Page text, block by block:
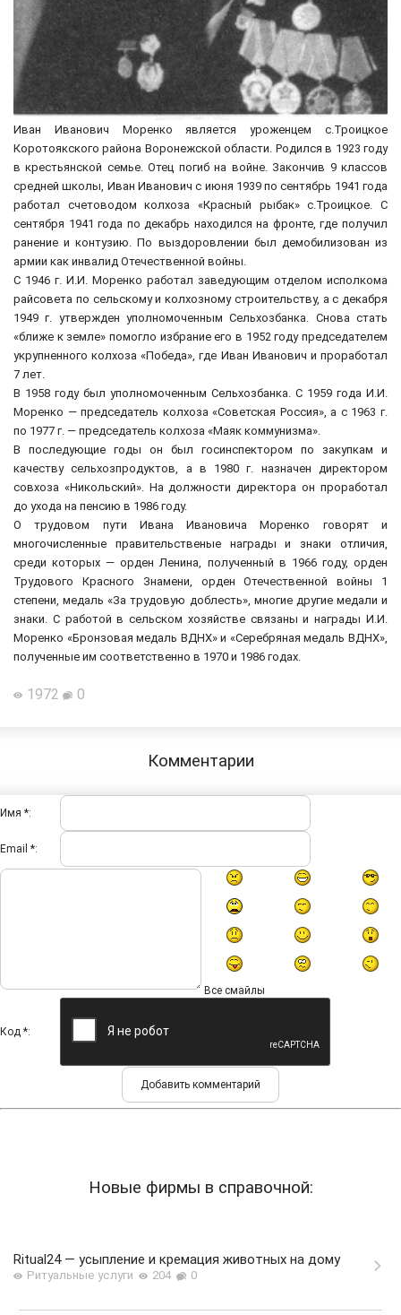
Иван Иванович Моренко является уроженцем с.Троицкое
Коротоякского района Воронежской области. Родился в 1923 году
в крестьянской семье. Отец погиб на войне. Закончив 9 классов
средней школы, Иван Иванович с июня 1939 по сентябрь 1941 года
работал счетоводом колхоза «Красный рыбак» с.Троицкое. С
сентября 1941 года по декабрь находился на фронте, где получил
ранение и контузию. По выздоровлении был демобилизован из
армии как инвалид Отечественной войны.
С 1946 г. И.И. Моренко работал заведующим отделом исполкома
райсовета по сельскому и колхозному строительству, а с декабря
1949 г. утвержден уполномоченным Сельхозбанка. Снова стать
«ближе к земле» помогло избрание его в 1952 году председателем
укрупненного колхоза «Победа», где Иван Иванович и проработал
7 лет.
В 1958 году был уполномоченным Сельхозбанка. С 1959 года И.И.
Моренко — председатель колхоза «Советская Россия», а с 1963 г.
по 1977 г. — председатель колхоза «Маяк коммунизма».
В последующие годы он был госинспектором по закупкам и
качеству сельхозпродуктов, а в 1980 г. назначен директором
совхоза «Никольский». На должности директора он проработал
до ухода на пенсию в 1986 году.
О трудовом пути Ивана Ивановича Моренко говорят и
многочисленные правительственые награды и знаки отличия,
среди которых — орден Ленина, полученный в 1966 году, орден
Трудового Красного Знамени, орден Отечественной войны 1
степени, медаль «За трудовую доблесть», многие другие медали и
знаки. С работой в сельском хозяйстве связаны и награды И.И.
Моренко «Бронзовая медаль ВДНХ» и «Серебряная медаль ВДНХ»,
полученные им соответственно в 1970 и 1986 годах.
1972 0
Комментарии
Имя *:
Email *:
Все смайлы
Код *:
Новые фирмы в справочной:
Ritual24 — усыпление и кремация животных на дому
Ритуальные услуги 204 0